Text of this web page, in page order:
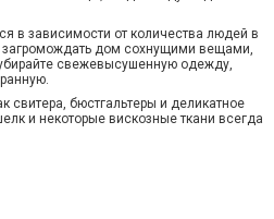
в зависимости от количества людей в
дом сохнущими вещами,
свежевысушенную одежду,
свитера, бюстгальтеры и деликатное
и некоторые вискозные ткани всегда